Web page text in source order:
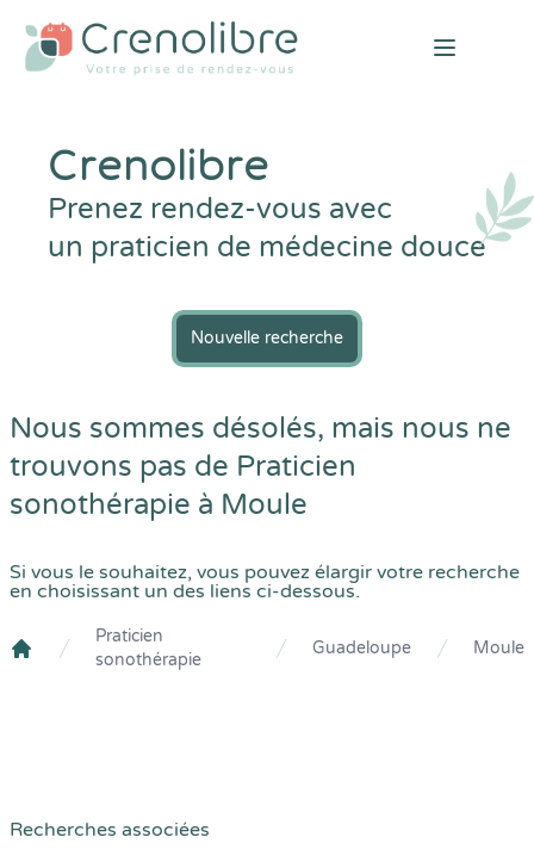
Open
Crenolibre
Prenez rendez-vous avec
un praticien de médecine douce
Nouvelle recherche
Nous sommes désolés, mais nous ne
trouvons pas de Praticien
sonothérapie à Moule
Si vous le souhaitez, vous pouvez élargir votre recherche
en choisissant un des liens ci-dessous.
Crenolibre
Praticien
sonothérapie
Guadeloupe Moule
Recherches associées